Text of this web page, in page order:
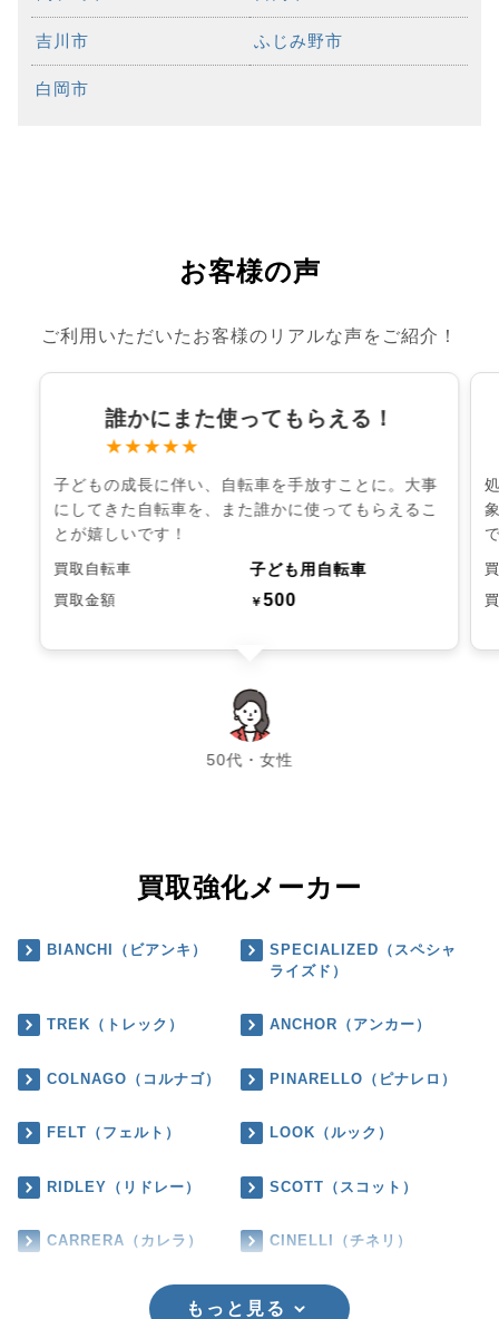
吉川市 ふじみ野市
白岡市
お客様の声
ご利用いただいたお客様のリアルな声をご紹介！
誰かにまた使ってもらえる！
★★★★★
子どもの成長に伴い、自転車を手放すことに。大事
にしてきた自転車を、また誰かに使ってもらえるこ
とが嬉しいです！
買取自転車 子ども用自転車
買取金額 ￥500
50代・女性
chevron_left chevron_right
買取強化メーカー
BIANCHI（ビアンキ）
SPECIALIZED（スペシャ
ライズド）
TREK（トレック） ANCHOR（アンカー）
COLNAGO（コルナゴ） PINARELLO（ピナレロ）
FELT（フェルト） LOOK（ルック）
RIDLEY（リドレー） SCOTT（スコット）
CARRERA（カレラ） CINELLI（チネリ）
もっと見る